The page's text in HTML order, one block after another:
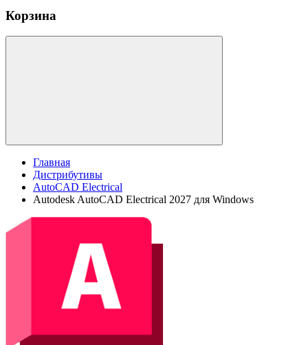
Корзина
Главная
Дистрибутивы
AutoCAD Electrical
Autodesk AutoCAD Electrical 2027 для Windows